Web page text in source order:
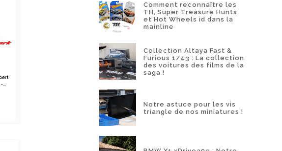
Comment reconnaître les
TH, Super Treasure Hunts
et Hot Wheels id dans la
mainline
Collection Altaya Fast &
Furious 1/43 : La collection
des voitures des films de la
saga !
Notre astuce pour les vis
triangle de nos miniatures !